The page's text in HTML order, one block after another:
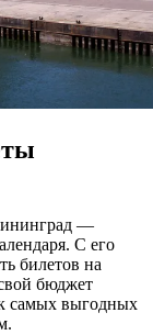
—
С его
билетов на
бюджет
самых выгодных